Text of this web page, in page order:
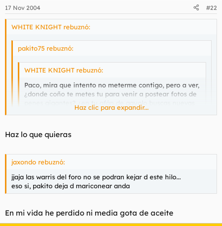
17 Nov 2004 #22
WHITE KNIGHT rebuznó:
pakito75 rebuznó:
WHITE KNIGHT rebuznó:
Paco, mira que intento no meterme contigo, pero a ver,
¿donde coño te metes tu para venir a postear fotos de
experiencias? eres un revolucionario, gayolo.
Haz clic para expandir...
No te hagas el macho, que seguro que se te hace la boca
Dime donde me hago el macho en el anterior post y dejaré de
llamarte gayolo. Pero como no lo demuestres, te voy a hacer la
Haz clic para expandir...
Haz lo que quieras
jaxondo rebuznó:
jjaja las warris del foro no se podran kejar d este hilo...
eso si, pakito deja d mariconear anda
En mi vida he perdido ni media gota de aceite